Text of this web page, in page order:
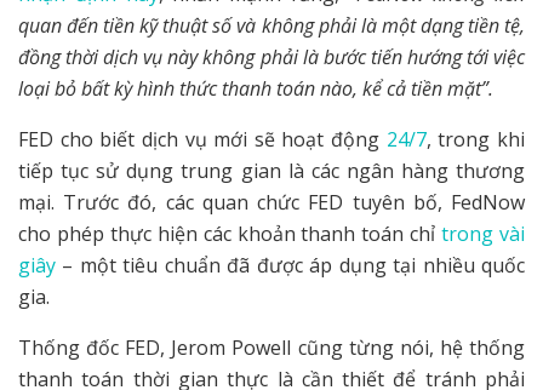
quan đến tiền kỹ thuật số và không phải là một dạng tiền tệ,
đồng thời dịch vụ này không phải là bước tiến hướng tới việc
loại bỏ bất kỳ hình thức thanh toán nào, kể cả tiền mặt”.
FED cho biết dịch vụ mới sẽ hoạt động 24/7, trong khi
tiếp tục sử dụng trung gian là các ngân hàng thương
mại. Trước đó, các quan chức FED tuyên bố, FedNow
cho phép thực hiện các khoản thanh toán chỉtrong vài
giây – một tiêu chuẩn đã được áp dụng tại nhiều quốc
gia.
Thống đốc FED, Jerom Powell cũng từng nói, hệ thống
thanh toán thời gian thực là cần thiết để tránh phải